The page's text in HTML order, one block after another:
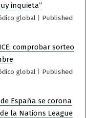
inquieta”
global
Published
comprobar sorteo
global
Published
España se corona
la Nations League